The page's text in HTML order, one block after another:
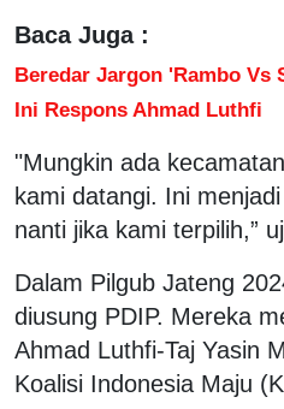
Baca Juga :
Beredar Jargon 'Rambo Vs
Ini Respons Ahmad Luthfi
"Mungkin ada
kami datangi. Ini
nanti jika kami terpilih,”
Dalam Pilgub Jateng
diusung PDIP. Mereka
Ahmad Luthfi-Taj Yasin
Koalisi Indonesia Maju